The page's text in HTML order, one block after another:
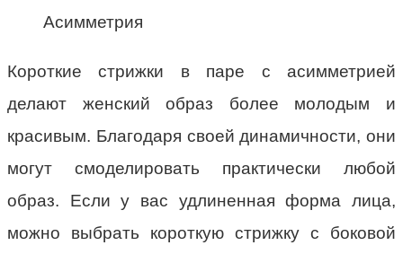
Асимметрия
Короткие стрижки в паре с асимметрией
делают женский образ более молодым и
красивым. Благодаря своей динамичности, они
могут смоделировать практически любой
образ. Если у вас удлиненная форма лица,
можно выбрать короткую стрижку с боковой